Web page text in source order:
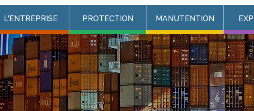
L'ENTREPRISE PROTECTION MANUTENTION